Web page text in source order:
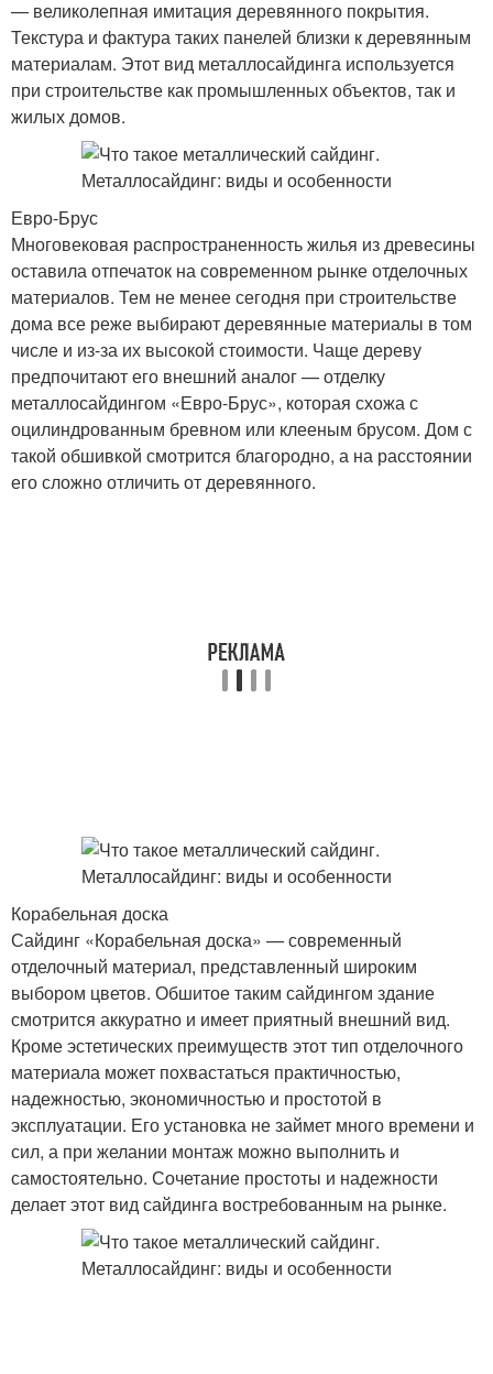
— великолепная имитация деревянного покрытия.
Текстура и фактура таких панелей близки к деревянным
материалам. Этот вид металлосайдинга используется
при строительстве как промышленных объектов, так и
жилых домов.
Евро-Брус
Многовековая распространенность жилья из древесины
оставила отпечаток на современном рынке отделочных
материалов. Тем не менее сегодня при строительстве
дома все реже выбирают деревянные материалы в том
числе и из-за их высокой стоимости. Чаще дереву
предпочитают его внешний аналог — отделку
металлосайдингом «Евро-Брус», которая схожа с
оцилиндрованным бревном или клееным брусом. Дом с
такой обшивкой смотрится благородно, а на расстоянии
его сложно отличить от деревянного.
Корабельная доска
Сайдинг «Корабельная доска» — современный
отделочный материал, представленный широким
выбором цветов. Обшитое таким сайдингом здание
смотрится аккуратно и имеет приятный внешний вид.
Кроме эстетических преимуществ этот тип отделочного
материала может похвастаться практичностью,
надежностью, экономичностью и простотой в
эксплуатации. Его установка не займет много времени и
сил, а при желании монтаж можно выполнить и
самостоятельно. Сочетание простоты и надежности
делает этот вид сайдинга востребованным на рынке.